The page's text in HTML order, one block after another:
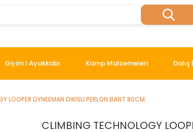
Giyim I Ayakkabı Kamp Malzemeleri
LOOPER DYNEEMAN DIKISLI PERLON BANT 80CM
CLIMBING TECHNOLOGY